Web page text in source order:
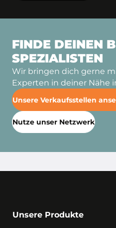
FINDE DEINEN
SPEZIALISTEN
Wir bringen dich gerne
Experten in deiner Nähe
Unsere Verkaufsstellen
Nutze unser Netzwerk
Unsere Produkte